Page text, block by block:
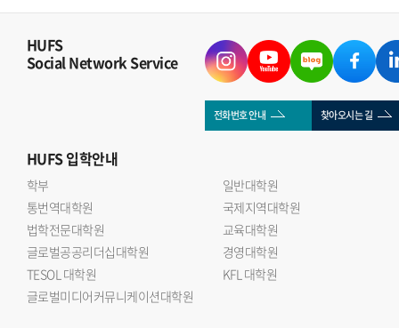
HUFS
Social Network Service
전화번호 안내 찾아오시는 길
HUFS입학안내
학부
일반대학원
통번역대학원
국제지역대학원
법학전문대학원
교육대학원
글로벌공공리더십대학원
경영대학원
TESOL 대학원
KFL 대학원
글로벌미디어커뮤니케이션대학원